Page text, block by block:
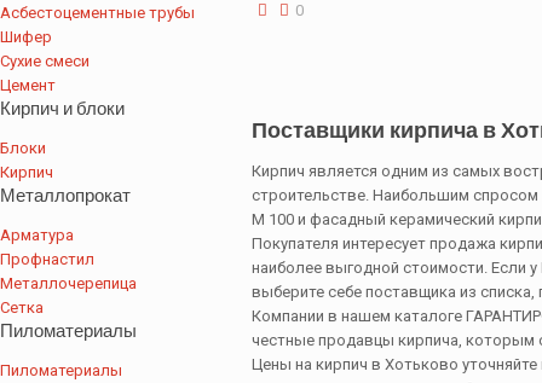
0
Поставщики кирпича в
Кирпич является одним из самых
строительстве. Наибольшим спросом
М 100 и фасадный керамический
Покупателя интересует продажа
наиболее выгодной стоимости. Если
выберите себе поставщика из
Компании в нашем каталоге
честные продавцы кирпича,
Цены на кирпич в Хотьково
Асбестоцементные трубы
Шифер
Сухие смеси
Цемент
Кирпич и блоки
Блоки
Кирпич
Металлопрокат
Арматура
Профнастил
Металлочерепица
Сетка
Пиломатериалы
Пиломатериалы